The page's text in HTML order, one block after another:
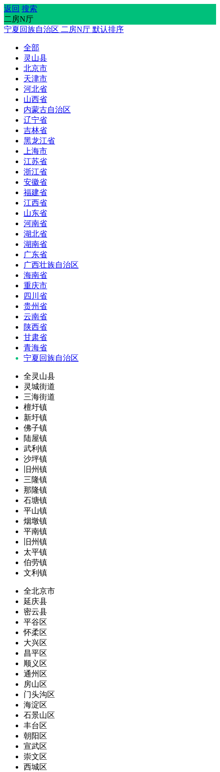
返回 搜索
二房N厅
宁夏回族自治区 二房N厅 默认排序
全部
灵山县
北京市
天津市
河北省
山西省
内蒙古自治区
辽宁省
吉林省
黑龙江省
上海市
江苏省
浙江省
安徽省
福建省
江西省
山东省
河南省
湖北省
湖南省
广东省
广西壮族自治区
海南省
重庆市
四川省
贵州省
云南省
陕西省
甘肃省
青海省
宁夏回族自治区
全灵山县
灵城街道
三海街道
檀圩镇
新圩镇
佛子镇
陆屋镇
武利镇
沙坪镇
旧州镇
三隆镇
那隆镇
石塘镇
平山镇
烟墩镇
平南镇
旧州镇
太平镇
伯劳镇
文利镇
全北京市
延庆县
密云县
平谷区
怀柔区
大兴区
昌平区
顺义区
通州区
房山区
门头沟区
海淀区
石景山区
丰台区
朝阳区
宣武区
崇文区
西城区